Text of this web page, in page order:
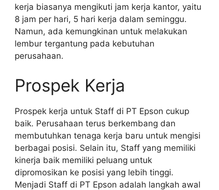
kerja biasanya mengikuti jam kerja kantor, yaitu
8 jam per hari, 5 hari kerja dalam seminggu.
Namun, ada kemungkinan untuk melakukan
lembur tergantung pada kebutuhan
perusahaan.
Prospek Kerja
Prospek kerja untuk Staff di PT Epson cukup
baik. Perusahaan terus berkembang dan
membutuhkan tenaga kerja baru untuk mengisi
berbagai posisi. Selain itu, Staff yang memiliki
kinerja baik memiliki peluang untuk
dipromosikan ke posisi yang lebih tinggi.
Menjadi Staff di PT Epson adalah langkah awal